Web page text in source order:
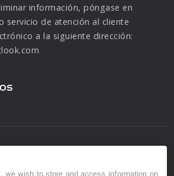
información, póngase en
servicio de atención al cliente
a la siguiente dirección:
, we wish to store and access information on